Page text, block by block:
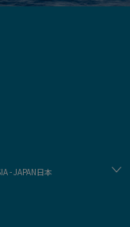
- JAPAN日本